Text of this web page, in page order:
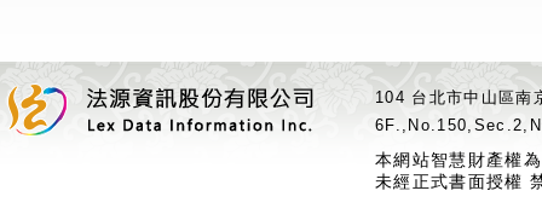
104 台北市中山區
本網站智慧財產權
未經正式書面授權